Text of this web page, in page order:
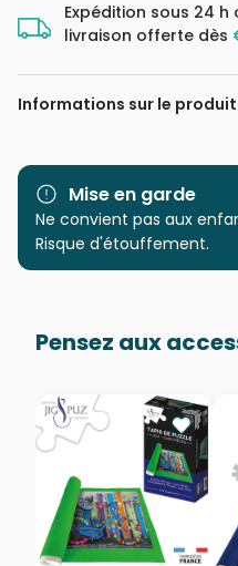
Expédition sous 24 h
livraison offerte dès
Informations sur le produit
Marque
Catégorie
Provenance
EAN
Nombre de pièces
Dimensions
Mise en garde
Ne convient pas aux
Risque d'étouffement.
Pensez aux